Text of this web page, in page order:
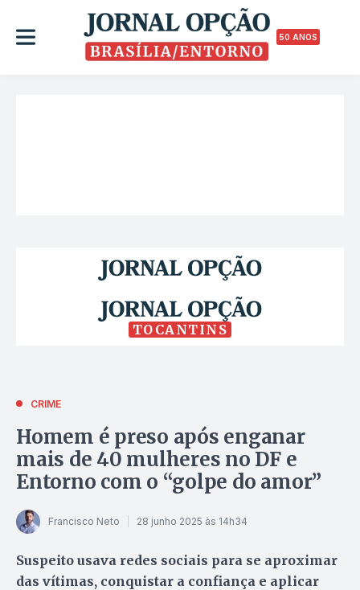
50 ANOS
TOCANTINS
CRIME
Homem é preso após enganar
mais de 40 mulheres no DF e
Entorno com o “golpe do amor”
Francisco Neto 28 junho 2025 às 14h34
Suspeito usava redes sociais para se aproximar
das vítimas, conquistar a confiança e aplicar